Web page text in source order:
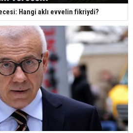
Hangi aklı evvelin fikriydi?